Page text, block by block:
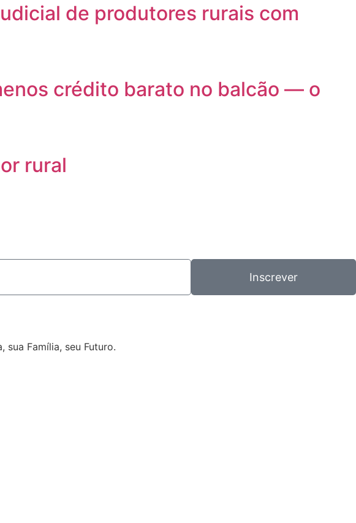
de produtores rurais com
crédito barato no balcão — o
rural
Inscrever
sua Família, seu Futuro.